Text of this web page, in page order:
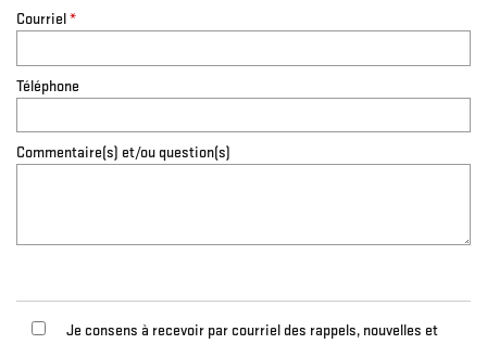
Courriel*
Téléphone
Commentaire(s) et/ou question(s)
Je consens à recevoir par courriel des rappels, nouvelles et